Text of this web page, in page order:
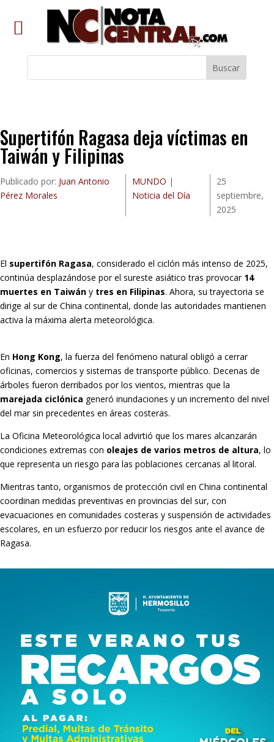
Buscar
Supertifón Ragasa deja víctimas en
Taiwán y Filipinas
Publicado por: Juan Antonio
Pérez Morales
MUNDO |
Noticia del Día
25
septiembre,
2025
El supertifón Ragasa, considerado el ciclón más intenso de 2025,
continúa desplazándose por el sureste asiático tras provocar 14
muertes en Taiwán y tres en Filipinas. Ahora, su trayectoria se
dirige al sur de China continental, donde las autoridades mantienen
activa la máxima alerta meteorológica.
En Hong Kong, la fuerza del fenómeno natural obligó a cerrar
oficinas, comercios y sistemas de transporte público. Decenas de
árboles fueron derribados por los vientos, mientras que la
marejada ciclónica generó inundaciones y un incremento del nivel
del mar sin precedentes en áreas costeras.
La Oficina Meteorológica local advirtió que los mares alcanzarán
condiciones extremas con oleajes de varios metros de altura, lo
que representa un riesgo para las poblaciones cercanas al litoral.
Mientras tanto, organismos de protección civil en China continental
coordinan medidas preventivas en provincias del sur, con
evacuaciones en comunidades costeras y suspensión de actividades
escolares, en un esfuerzo por reducir los riesgos ante el avance de
Ragasa.